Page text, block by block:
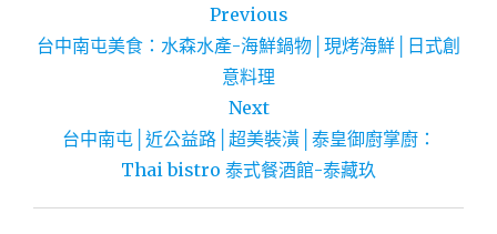
章
覽
Previous
台中南屯美食：水森水產-海鮮鍋物│現烤海鮮│日式創
意料理
Next
台中南屯│近公益路│超美裝潢│泰皇御廚掌廚：
Thai bistro 泰式餐酒館-泰藏玖